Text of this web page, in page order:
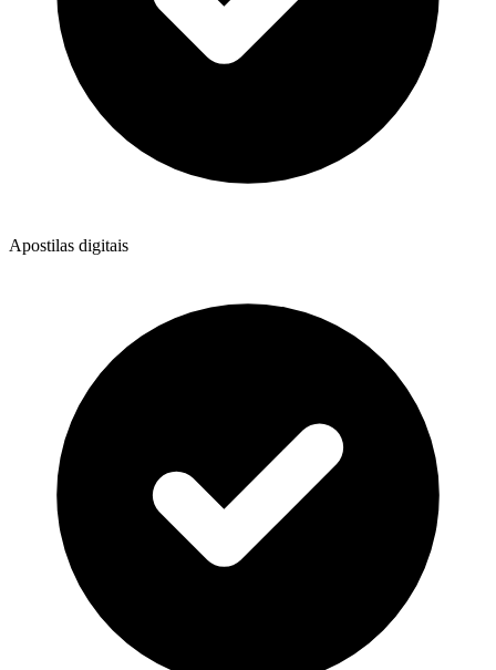
Apostilas digitais